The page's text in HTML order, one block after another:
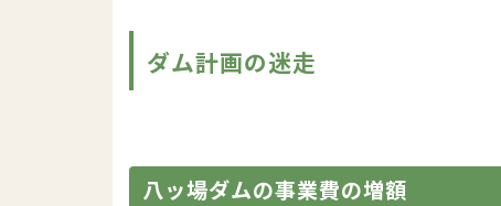
ダム計画の迷走
八ッ場ダムの事業費の増額